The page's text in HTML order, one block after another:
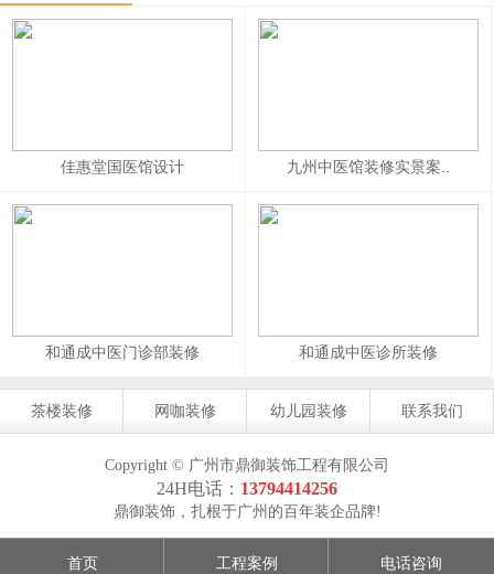
佳惠堂国医馆设计 九州中医馆装修实景案..
和通成中医门诊部装修 和通成中医诊所装修
茶楼装修 网咖装修 幼儿园装修 联系我们
Copyright © 广州市鼎御装饰工程有限公司
24H电话： 13794414256
鼎御装饰，扎根于广州的百年装企品牌!
首页 工程案例 电话咨询